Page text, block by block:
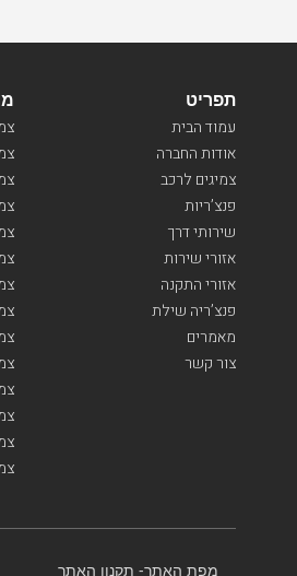
תפריט
עמוד הבית
אודות החברה
צמיגים לרכב
פנצ’ריות
שירותי דרך
אזורי שירות
אזורי התקנה
פנצ’ריה שילת
מאמרים
צור קשר
מפת האתר- תקנון האתר